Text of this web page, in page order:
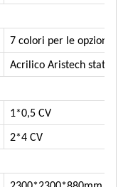
7 colori per le opzioni
Acrilico Aristech
1*0,5 CV
2*4 CV